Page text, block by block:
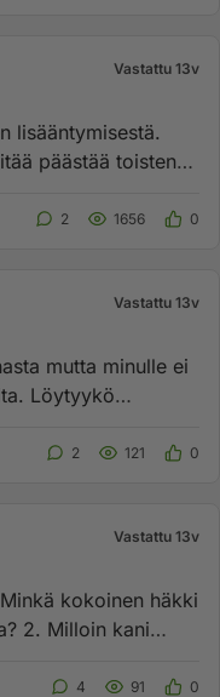
Vastattu 13v
päästää toistensa
2 1656 0
Vastattu 13v
mutta minulle ei
Löytyykö
2 121 0
Vastattu 13v
kokoinen häkki
2. Milloin kani
4 91 0